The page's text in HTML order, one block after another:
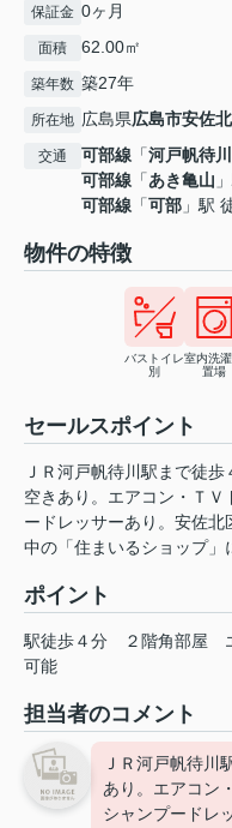
保証金 0ヶ月
面積 62.00㎡
築年数 築27年
所在地 広島県広島市安佐
交通 可部線 「河戸帆待川
可部線 「あき亀山
可部線 「可部 」駅
物件の特徴
バストイレ
別
室内洗
置場
セールスポイント
ＪＲ河戸帆待川駅まで徒
空きあり。エアコン・Ｔ
ードレッサーあり。安佐
中の「住まいるショップ」
ポイント
駅徒歩４分 ２階角部屋
可能
担当者のコメント
ＪＲ河戸帆待川
あり。エアコン
シャンプードレ